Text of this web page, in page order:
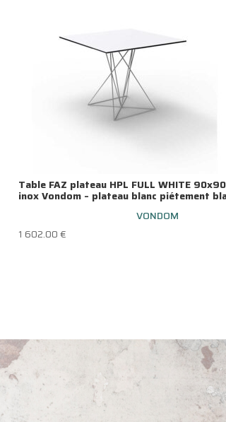
Table FAZ plateau HPL FULL WHITE
inox Vondom – plateau blanc piétement
VONDOM
1 602.00€